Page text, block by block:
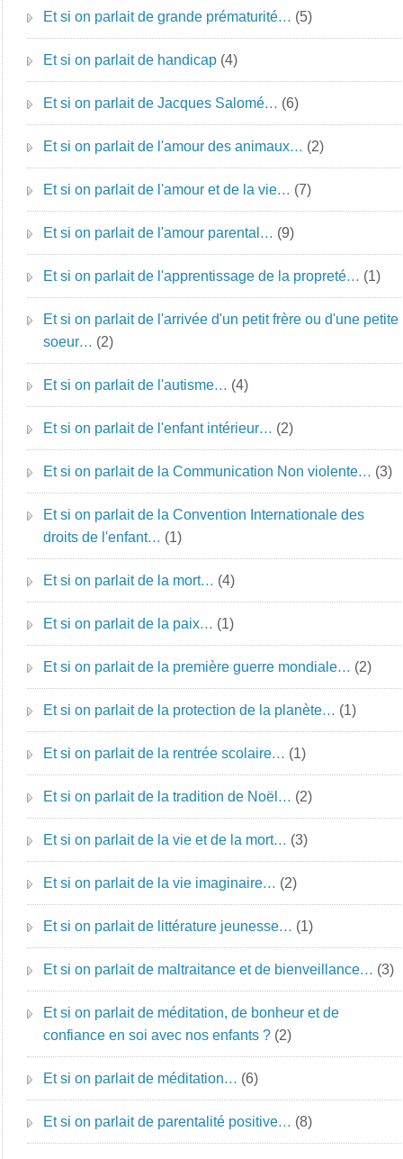
Et si on parlait de grande prématurité… (5)
Et si on parlait de handicap (4)
Et si on parlait de Jacques Salomé… (6)
Et si on parlait de l'amour des animaux… (2)
Et si on parlait de l'amour et de la vie… (7)
Et si on parlait de l'amour parental… (9)
Et si on parlait de l'apprentissage de la propreté… (1)
Et si on parlait de l'arrivée d'un petit frère ou d'une petite
soeur… (2)
Et si on parlait de l'autisme… (4)
Et si on parlait de l'enfant intérieur… (2)
Et si on parlait de la Communication Non violente… (3)
Et si on parlait de la Convention Internationale des
droits de l'enfant… (1)
Et si on parlait de la mort… (4)
Et si on parlait de la paix… (1)
Et si on parlait de la première guerre mondiale… (2)
Et si on parlait de la protection de la planète… (1)
Et si on parlait de la rentrée scolaire… (1)
Et si on parlait de la tradition de Noël… (2)
Et si on parlait de la vie et de la mort… (3)
Et si on parlait de la vie imaginaire… (2)
Et si on parlait de littérature jeunesse… (1)
Et si on parlait de maltraitance et de bienveillance… (3)
Et si on parlait de méditation, de bonheur et de
confiance en soi avec nos enfants ? (2)
Et si on parlait de méditation… (6)
Et si on parlait de parentalité positive… (8)